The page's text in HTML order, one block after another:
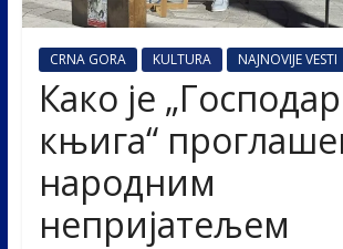
CRNA GORA KULTURA NAJNOVIJE VESTI
Како је „Господар
књига“
народним
непријатељем